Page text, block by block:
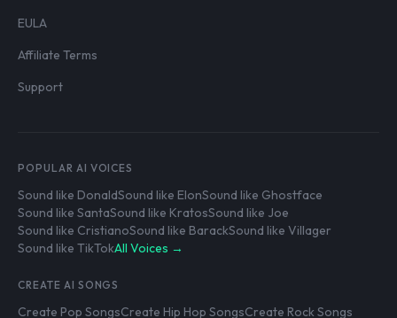
EULA
Affiliate Terms
Support
POPULAR AI VOICES
Sound like DonaldSound like ElonSound like Ghostface
Sound like SantaSound like KratosSound like Joe
Sound like CristianoSound like BarackSound like Villager
Sound like TikTokAll Voices →
CREATE AI SONGS
Create Pop SongsCreate Hip Hop SongsCreate Rock Songs